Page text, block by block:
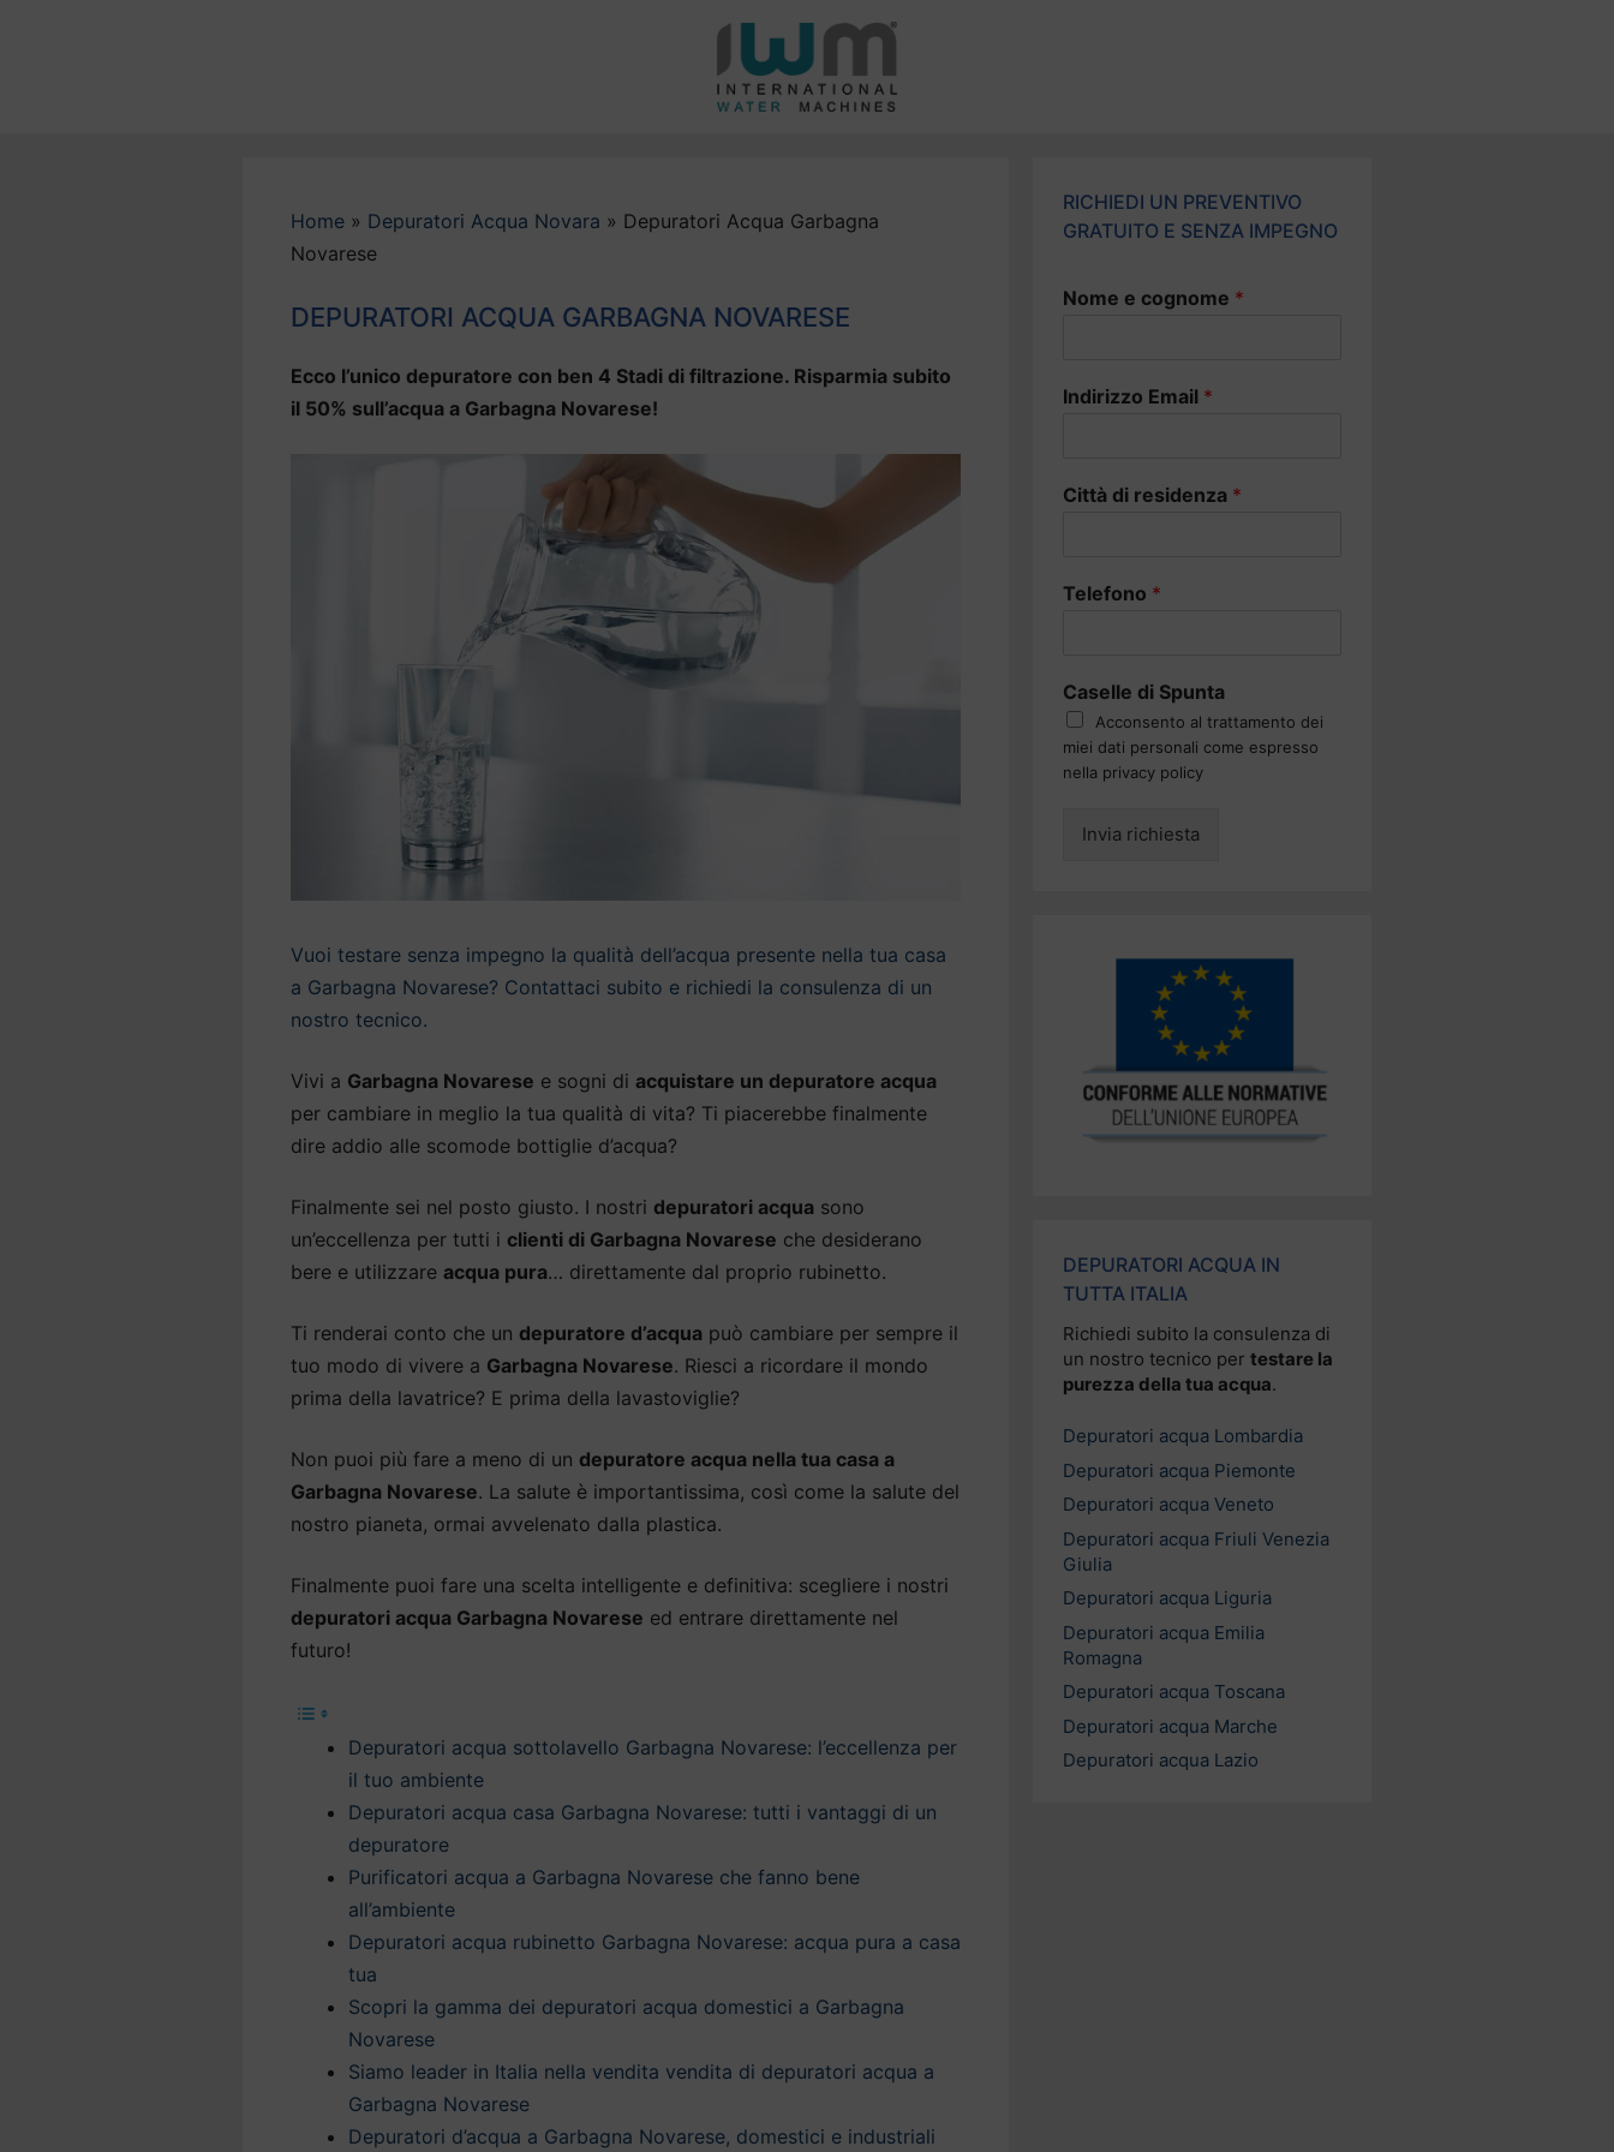
Home » Depuratori Acqua Novara » Depuratori Acqua Garbagna
Novarese
DEPURATORI ACQUA GARBAGNA NOVARESE
Ecco l’unico depuratore con ben 4 Stadi di filtrazione. Risparmia subito
il 50% sull’acqua a Garbagna Novarese!
Vuoi testare senza impegno la qualità dell’acqua presente nella tua casa
a Garbagna Novarese? Contattaci subito e richiedi la consulenza di un
nostro tecnico.
Vivi a Garbagna Novarese e sogni di acquistare un depuratore acqua
per cambiare in meglio la tua qualità di vita? Ti piacerebbe finalmente
dire addio alle scomode bottiglie d’acqua?
Finalmente sei nel posto giusto. I nostri depuratori acqua sono
un’eccellenza per tutti i clienti di Garbagna Novarese che desiderano
bere e utilizzare acqua pura… direttamente dal proprio rubinetto.
Ti renderai conto che un depuratore d’acqua può cambiare per sempre il
tuo modo di vivere a Garbagna Novarese. Riesci a ricordare il mondo
prima della lavatrice? E prima della lavastoviglie?
Non puoi più fare a meno di un depuratore acqua nella tua casa a
Garbagna Novarese. La salute è importantissima, così come la salute del
nostro pianeta, ormai avvelenato dalla plastica.
Finalmente puoi fare una scelta intelligente e definitiva: scegliere i nostri
depuratori acqua Garbagna Novarese ed entrare direttamente nel
futuro!
Depuratori acqua sottolavello Garbagna Novarese: l’eccellenza per
il tuo ambiente
Depuratori acqua casa Garbagna Novarese: tutti i vantaggi di un
depuratore
Purificatori acqua a Garbagna Novarese che fanno bene
all’ambiente
Depuratori acqua rubinetto Garbagna Novarese: acqua pura a casa
tua
Scopri la gamma dei depuratori acqua domestici a Garbagna
Novarese
Siamo leader in Italia nella vendita vendita di depuratori acqua a
Garbagna Novarese
Depuratori d’acqua a Garbagna Novarese, domestici e industriali
RICHIEDI UN PREVENTIVO
GRATUITO E SENZA IMPEGNO
Nome e cognome *
Indirizzo Email *
Città di residenza *
Telefono *
Caselle di Spunta
Acconsento al trattamento dei
miei dati personali come espresso
nella privacy policy
Invia richiesta
DEPURATORI ACQUA IN
TUTTA ITALIA
Richiedi subito la consulenza di
un nostro tecnico per testare la
purezza della tua acqua.
Depuratori acqua Lombardia
Depuratori acqua Piemonte
Depuratori acqua Veneto
Depuratori acqua Friuli Venezia
Giulia
Depuratori acqua Liguria
Depuratori acqua Emilia
Romagna
Depuratori acqua Toscana
Depuratori acqua Marche
Depuratori acqua Lazio